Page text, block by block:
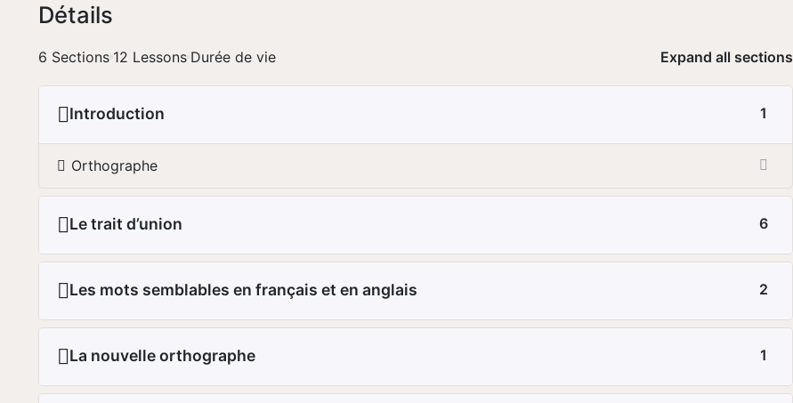
Détails
6 Sections 12 Lessons Durée de vie Expand all sections
Introduction 1
Orthographe
Le trait d’union 6
Les mots semblables en français et en anglais 2
La nouvelle orthographe 1